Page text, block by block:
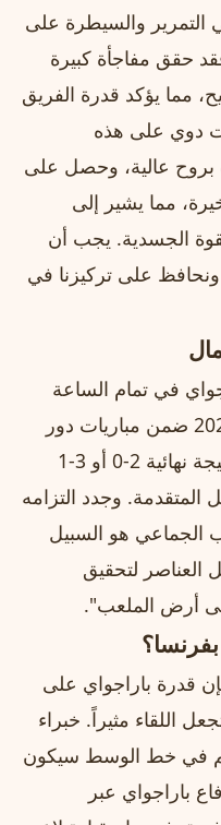
في التمرير والسيطرة على
حقق مفاجأة كبيرة
مما يؤكد قدرة الفريق
دوي على هذه
بروح عالية، وحصل على
مما يشير إلى
الجسدية. يجب أن
على تركيزنا في
في تمام الساعة
08:00 من صباح الأحد 5 يوليو 2026 ضمن مباريات دور
الـ16. ووفقاً لدوي، فإن الفوز بنتيجة نهائية 2-0 أو 3-1
وجدد التزامه
الجماعي هو السبيل
العناصر لتحقيق
أرض الملعب".
قدرة باراجواي على
اللقاء مثيراً. خبراء
في خط الوسط سيكون
باراجواي عبر